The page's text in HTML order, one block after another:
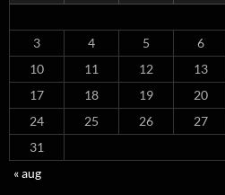
3
4 5 6
10
11 12 13
17
18 19 20
24
25 26 27
31
« aug